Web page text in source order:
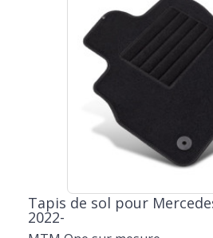
Tapis de sol pour
2022-